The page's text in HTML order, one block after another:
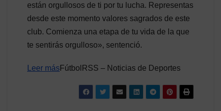
están orgullosos de ti por tu lucha. Representas
desde este momento valores sagrados de este
club. Comienza una etapa de tu vida de la que
te sentirás orgulloso», sentenció.
Leer másFútbolRSS – Noticias de Deportes